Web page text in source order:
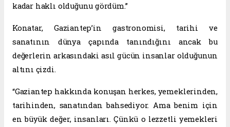
kadar haklı olduğunu gördüm.”
Konatar, Gaziantep’in gastronomisi, tarihi ve
sanatının dünya çapında tanındığını ancak bu
değerlerin arkasındaki asıl gücün insanlar olduğunun
altını çizdi.
“Gaziantep hakkında konuşan herkes, yemeklerinden,
tarihinden, sanatından bahsediyor. Ama benim için
en büyük değer, insanları. Çünkü o lezzetli yemekleri